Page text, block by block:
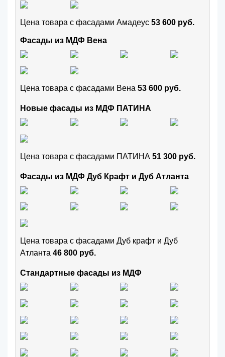
Цена товара с фасадами Амадеус 53 600 руб.
Фасады из МДФ Вена
Цена товара с фасадами Вена 53 600 руб.
Новые фасады из МДФ ПАТИНА
Цена товара с фасадами ПАТИНА 51 300 руб.
Фасады из МДФ Дуб Крафт и Дуб Атланта
Цена товара с фасадами Дуб крафт и Дуб
Атланта 46 800 руб.
Стандартные фасады из МДФ